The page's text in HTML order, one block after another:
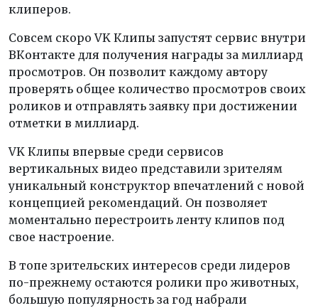
клиперов.
Совсем скоро VK Клипы запустят сервис внутри
ВКонтакте для получения награды за миллиард
просмотров. Он позволит каждому автору
проверять общее количество просмотров своих
роликов и отправлять заявку при достижении
отметки в миллиард.
VK Клипы впервые среди сервисов
вертикальных видео представили зрителям
уникальный конструктор впечатлений с новой
концепцией рекомендаций. Он позволяет
моментально перестроить ленту клипов под
свое настроение.
В топе зрительских интересов среди лидеров
по-прежнему остаются ролики про животных,
большую популярность за год набрали